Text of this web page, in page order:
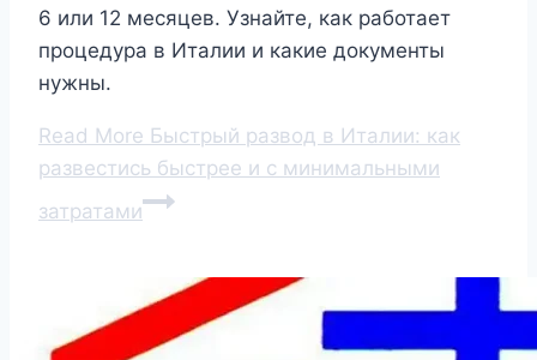
6 или 12 месяцев. Узнайте, как работает
процедура в Италии и какие документы
нужны.
Read More Быстрый развод в Италии: как
развестись быстрее и с минимальными
затратами